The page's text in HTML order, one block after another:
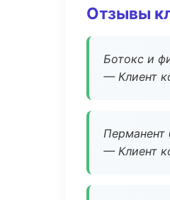
Отзывы
Ботокс и
— Клиент
Перманент
— Клиент